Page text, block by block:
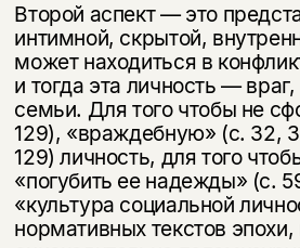
Второй аспект — это
интимной, скрытой,
может находиться в
и тогда эта личность —
семьи. Для того чтобы не
129), «враж­дебную» (с. 32,
129) личность, для того
«погубить ее надежды» (с.
«культура социальной
нормативных текстов